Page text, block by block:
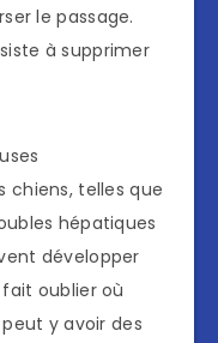
le passage.
à supprimer
chiens, telles que
hépatiques
développer
oublier où
y avoir des